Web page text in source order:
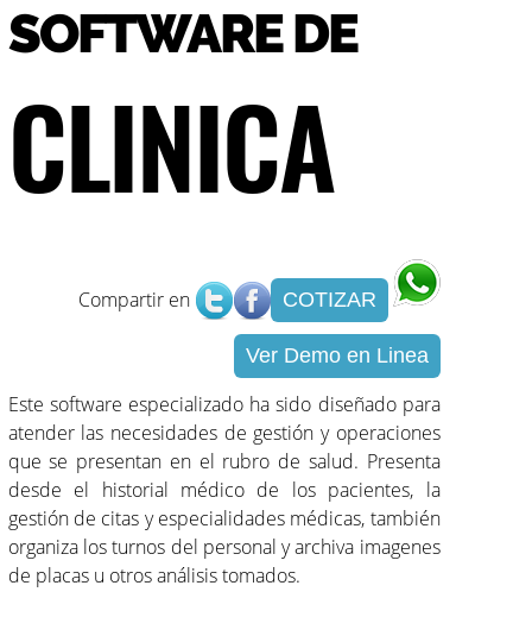
SOFTWARE DE
CLINICA
Compartir en COTIZAR
Ver Demo en Linea
Este software especializado ha sido diseñado para
atender las necesidades de gestión y operaciones
que se presentan en el rubro de salud. Presenta
desde el historial médico de los pacientes, la
gestión de citas y especialidades médicas, también
organiza los turnos del personal y archiva imagenes
de placas u otros análisis tomados.